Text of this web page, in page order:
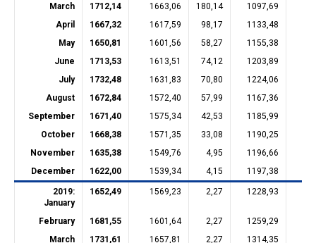
March
1712,14 1663,06 180,14 1097,69
April
1667,32 1617,59 98,17 1133,48
May
1650,81 1601,56 58,27 1155,38
June
1713,53 1613,51 74,12 1203,89
July
1732,48 1631,83 70,80 1224,06
August
1672,84 1572,40 57,99 1167,36
September
1671,40 1575,34 42,53 1185,99
October
1668,38 1571,35 33,08 1190,25
November
1635,38 1549,76 4,95 1196,66
December
1622,00 1539,34 4,15 1197,38
2019:
January
1652,49 1569,23 2,27 1228,93
February 1681,55 1601,64 2,27 1259,29
March
1731,61 1657,81 2,27 1314,35